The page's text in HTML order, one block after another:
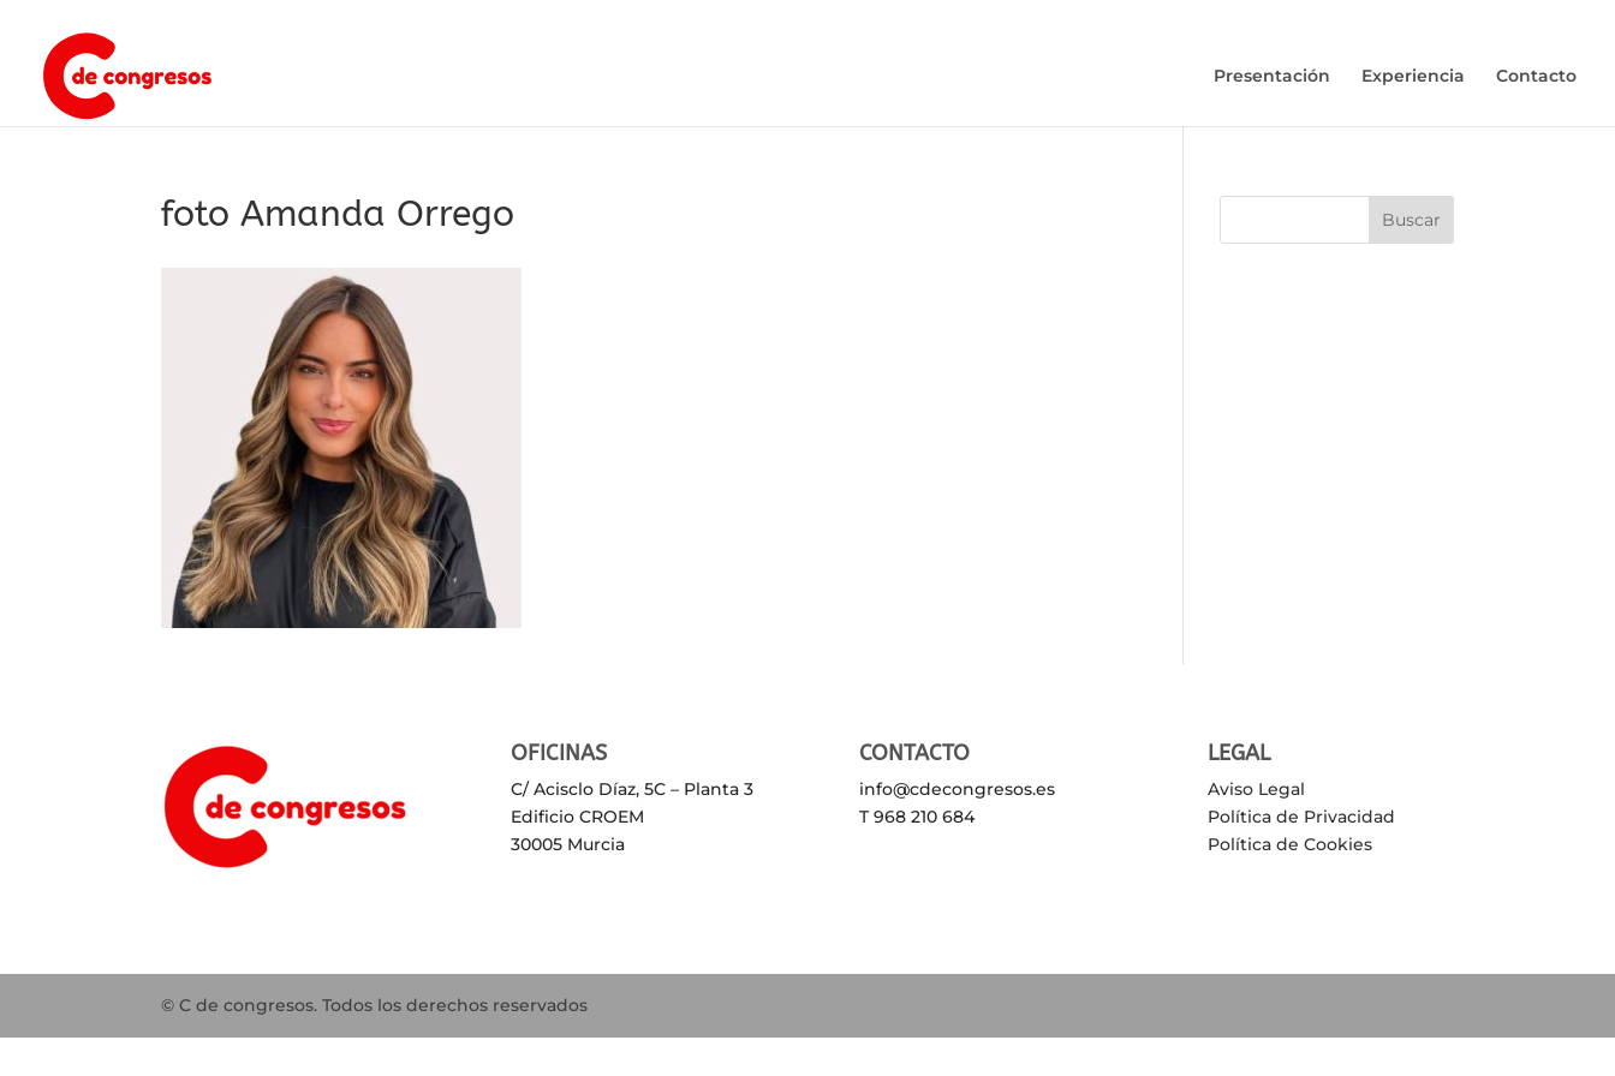
Presentación Experiencia Contacto
foto Amanda Orrego
OFICINAS
C/ Acisclo Díaz, 5C – Planta 3
Edificio CROEM
30005 Murcia
CONTACTO
info@cdecongresos.es
T 968 210 684
LEGAL
Aviso Legal
Política de Privacidad
Política de Cookies
© C de congresos. Todos los derechos reservados